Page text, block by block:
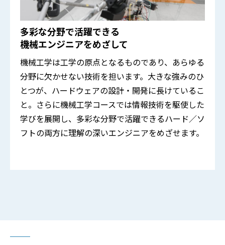
多彩な分野で活躍できる
機械エンジニアをめざして
機械工学は工学の原点となるものであり、あらゆる
分野に欠かせない技術を担います。大きな強みのひ
とつが、ハードウェアの設計・開発に長けているこ
と。さらに機械工学コースでは情報技術を駆使した
学びを展開し、多彩な分野で活躍できるハード／ソ
フトの両方に理解の深いエンジニアをめざせます。